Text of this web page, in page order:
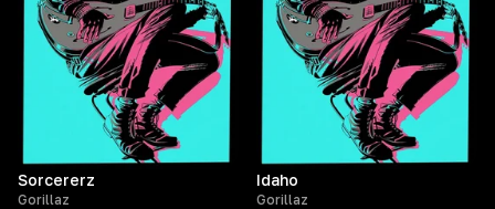
Sorcererz
Gorillaz
Idaho
Gorillaz